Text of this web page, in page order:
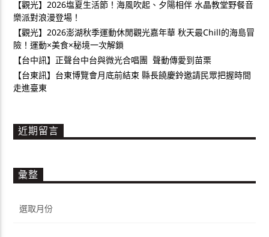
【觀光】2026塩夏生活節！海風吹起、夕陽相伴 水晶教堂野餐音
樂派對浪漫登場！
【觀光】2026澎湖秋季運動休閒觀光嘉年華 秋天最Chill的海島冒
險！運動×美食×秘境一次解鎖
【台中訊】正聲台中台與微光合唱團 聲動傳愛到苗栗
【台東訊】台東博覽會月底前結束 縣長饒慶鈴邀請民眾把握時間
走進臺東
近期留言
彙整
整